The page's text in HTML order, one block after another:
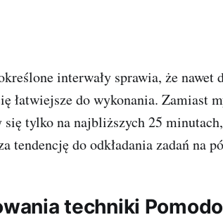
interwały sprawia, że nawet
łatwiejsze do wykonania. Zamiast
tylko na najbliższych 25
tendencję do odkładania zadań na
techniki